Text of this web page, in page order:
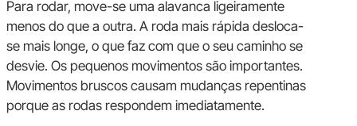
Para rodar, move-se uma alavanca ligeiramente
menos do que a outra. A roda mais rápida desloca-
se mais longe, o que faz com que o seu caminho se
desvie. Os pequenos movimentos são importantes.
Movimentos bruscos causam mudanças repentinas
porque as rodas respondem imediatamente.